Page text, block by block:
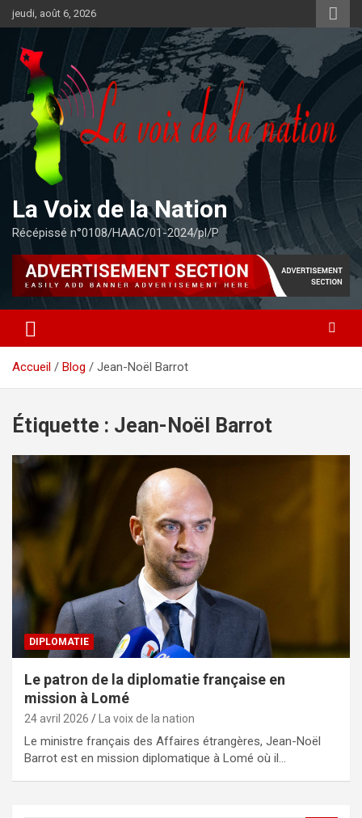
Aller
au
contenu
jeudi, août 6, 2026
La Voix de la Nation
Récépissé n°0108/HAAC/01-2024/pl/P
Accueil Blog Jean-Noël Barrot
Étiquette : Jean-Noël Barrot
DIPLOMATIE
Le patron de la diplomatie française en
mission à Lomé
24 avril 2026 La voix de la nation
Le ministre français des Affaires étrangères, Jean-Noël
Barrot est en mission diplomatique à Lomé où il…